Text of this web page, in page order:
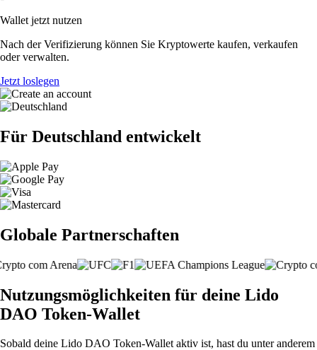
Wallet jetzt nutzen
Nach der Verifizierung können Sie Kryptowerte kaufen, verkaufen
oder verwalten.
Jetzt loslegen
Für Deutschland entwickelt
Globale Partnerschaften
Nutzungsmöglichkeiten für deine Lido
DAO Token-Wallet
Sobald deine Lido DAO Token-Wallet aktiv ist, hast du unter anderem